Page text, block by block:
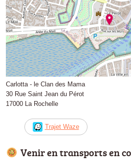
Carlotta - le Clan des Mama
30 Rue Saint Jean du Pérot
17000 La Rochelle
Trajet Waze
Venir en transports en